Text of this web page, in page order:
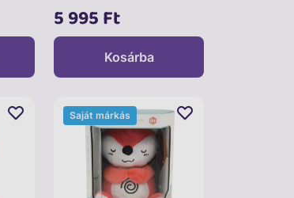
5 995 Ft
Kosárba
Saját márkás